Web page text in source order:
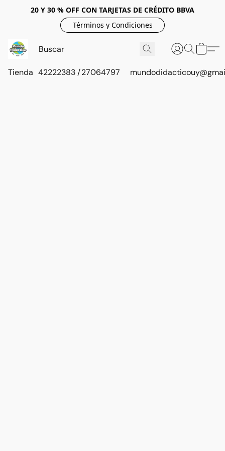
20 Y 30 % OFF CON TARJETAS DE CRÉDITO BBVA
Términos y Condiciones
Tienda 42222383 / 27064797